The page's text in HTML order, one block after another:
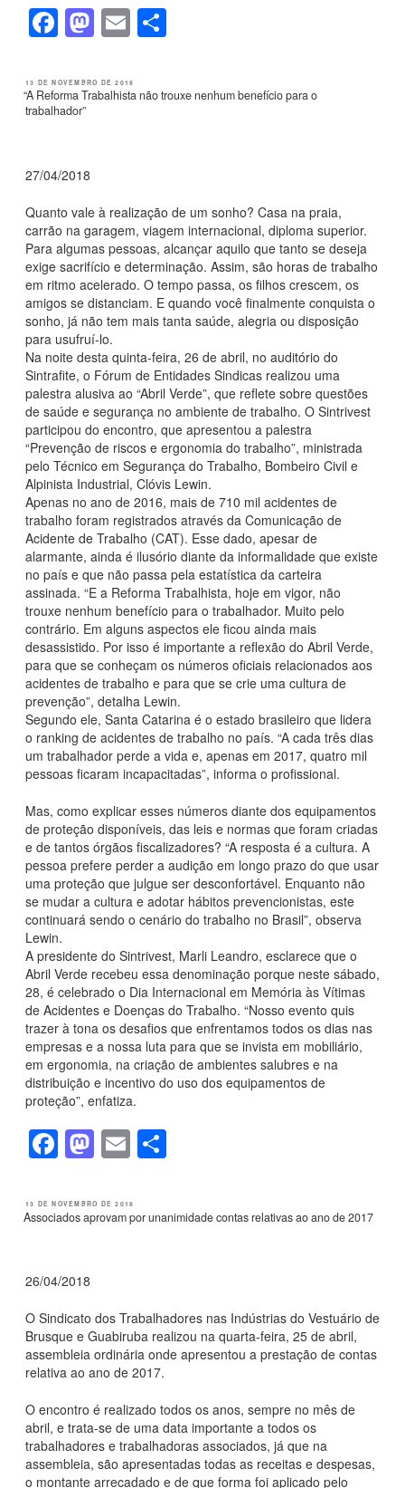
F
a
c
e
o
k
M
a
st
o
n
E
m
ail
e
PUBLICADO
EM
13 DE NOVEMBRO DE 2018
“A Reforma Trabalhista não trouxe nenhum benefício para o
trabalhador”
27/04/2018
Quanto vale à realização de um sonho? Casa na praia,
carrão na garagem, viagem internacional, diploma superior.
Para algumas pessoas, alcançar aquilo que tanto se deseja
exige sacrifício e determinação. Assim, são horas de trabalho
em ritmo acelerado. O tempo passa, os filhos crescem, os
amigos se distanciam. E quando você finalmente conquista o
sonho, já não tem mais tanta saúde, alegria ou disposição
para usufruí-lo.
Na noite desta quinta-feira, 26 de abril, no auditório do
Sintrafite, o Fórum de Entidades Sindicas realizou uma
palestra alusiva ao “Abril Verde”, que reflete sobre questões
de saúde e segurança no ambiente de trabalho. O Sintrivest
participou do encontro, que apresentou a palestra
“Prevenção de riscos e ergonomia do trabalho”, ministrada
pelo Técnico em Segurança do Trabalho, Bombeiro Civil e
Alpinista Industrial, Clóvis Lewin.
Apenas no ano de 2016, mais de 710 mil acidentes de
trabalho foram registrados através da Comunicação de
Acidente de Trabalho (CAT). Esse dado, apesar de
alarmante, ainda é ilusório diante da informalidade que existe
no país e que não passa pela estatística da carteira
assinada. “E a Reforma Trabalhista, hoje em vigor, não
trouxe nenhum benefício para o trabalhador. Muito pelo
contrário. Em alguns aspectos ele ficou ainda mais
desassistido. Por isso é importante a reflexão do Abril Verde,
para que se conheçam os números oficiais relacionados aos
acidentes de trabalho e para que se crie uma cultura de
prevenção”, detalha Lewin.
Segundo ele, Santa Catarina é o estado brasileiro que lidera
o ranking de acidentes de trabalho no país. “A cada três dias
um trabalhador perde a vida e, apenas em 2017, quatro mil
pessoas ficaram incapacitadas”, informa o profissional.
Mas, como explicar esses números diante dos equipamentos
de proteção disponíveis, das leis e normas que foram criadas
e de tantos órgãos fiscalizadores? “A resposta é a cultura. A
pessoa prefere perder a audição em longo prazo do que usar
uma proteção que julgue ser desconfortável. Enquanto não
se mudar a cultura e adotar hábitos prevencionistas, este
continuará sendo o cenário do trabalho no Brasil”, observa
Lewin.
A presidente do Sintrivest, Marli Leandro, esclarece que o
Abril Verde recebeu essa denominação porque neste sábado,
28, é celebrado o Dia Internacional em Memória às Vítimas
de Acidentes e Doenças do Trabalho. “Nosso evento quis
trazer à tona os desafios que enfrentamos todos os dias nas
empresas e a nossa luta para que se invista em mobiliário,
em ergonomia, na criação de ambientes salubres e na
distribuição e incentivo do uso dos equipamentos de
proteção”, enfatiza.
F
a
c
e
o
o
k
M
a
st
o
n
E
m
ail
e
PUBLICADO
13 DE NOVEMBRO DE 2018
Associados aprovam por unanimidade contas relativas ao ano de 2017
26/04/2018
O Sindicato dos Trabalhadores nas Indústrias do Vestuário de
Brusque e Guabiruba realizou na quarta-feira, 25 de abril,
assembleia ordinária onde apresentou a prestação de contas
relativa ao ano de 2017.
O encontro é realizado todos os anos, sempre no mês de
abril, e trata-se de uma data importante a todos os
trabalhadores e trabalhadoras associados, já que na
assembleia, são apresentadas todas as receitas e despesas,
o montante arrecadado e de que forma foi aplicado pelo